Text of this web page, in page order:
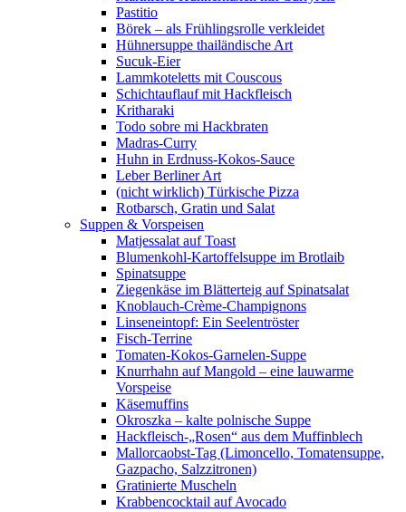
Pastitio
Börek – als Frühlingsrolle verkleidet
Hühnersuppe thailändische Art
Sucuk-Eier
Lammkoteletts mit Couscous
Schichtauflauf mit Hackfleisch
Kritharaki
Todo sobre mi Hackbraten
Madras-Curry
Huhn in Erdnuss-Kokos-Sauce
Leber Berliner Art
(nicht wirklich) Türkische Pizza
Rotbarsch, Gratin und Salat
Suppen & Vorspeisen
Matjessalat auf Toast
Blumenkohl-Kartoffelsuppe im Brotlaib
Spinatsuppe
Ziegenkäse im Blätterteig auf Spinatsalat
Knoblauch-Crème-Champignons
Linseneintopf: Ein Seelentröster
Fisch-Terrine
Tomaten-Kokos-Garnelen-Suppe
Knurrhahn auf Mangold – eine lauwarme
Vorspeise
Käsemuffins
Okroszka – kalte polnische Suppe
Hackfleisch-„Rosen“ aus dem Muffinblech
Mallorcaobst-Tag (Limoncello, Tomatensuppe,
Gazpacho, Salzzitronen)
Gratinierte Muscheln
Krabbencocktail auf Avocado